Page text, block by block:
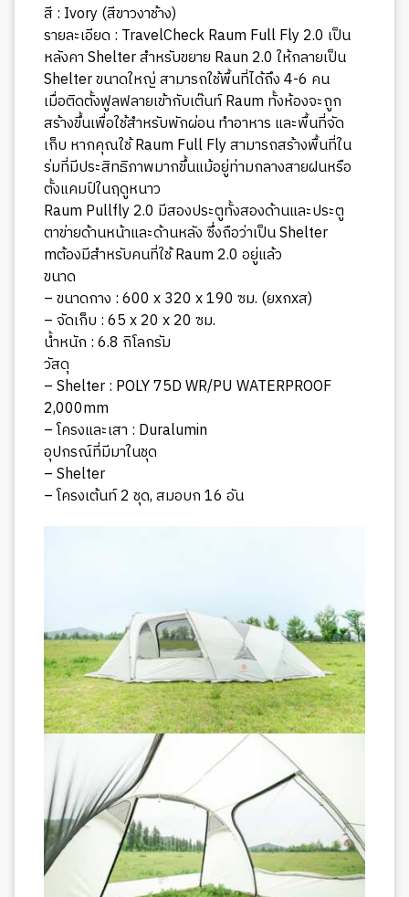
สี : Ivory (สีขาวงาช้าง)
รายละเอียด : TravelCheck Raum Full Fly 2.0 เป็น
หลังคา Shelter สำหรับขยาย Raun 2.0 ให้กลายเป็น
Shelter ขนาดใหญ่ สามารถใช้พื้นที่ได้ถึง 4-6 คน
เมื่อติดตั้งฟูลฟลายเข้ากับเต๊นท์ Raum ทั้งห้องจะถูก
สร้างขึ้นเพื่อใช้สำหรับพักผ่อน ทำอาหาร และพื้นที่จัด
เก็บ หากคุณใช้ Raum Full Fly สามารถสร้างพื้นที่ใน
ร่มที่มีประสิทธิภาพมากขึ้นแม้อยู่ท่ามกลางสายฝนหรือ
ตั้งแคมป์ในฤดูหนาว
Raum Pullfly 2.0 มีสองประตูทั้งสองด้านและประตู
ตาข่ายด้านหน้าและด้านหลัง ซึ่งถือว่าเป็น Shelter
mต้องมีสำหรับคนที่ใช้ Raum 2.0 อยู่แล้ว
ขนาด
– ขนาดกาง : 600 x 320 x 190 ซม. (ยxกxส)
– จัดเก็บ : 65 x 20 x 20 ซม.
น้ำหนัก : 6.8 กิโลกรัม
วัสดุ
– Shelter : POLY 75D WR/PU WATERPROOF
2,000mm
– โครงและเสา : Duralumin
อุปกรณ์ที่มีมาในชุด
– Shelter
– โครงเต้นท์ 2 ชุด, สมอบก 16 อัน